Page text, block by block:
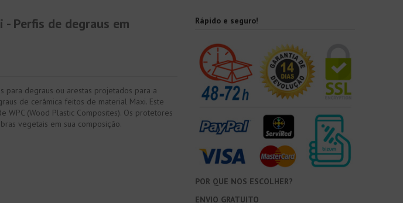
Perfis de degraus em
para degraus ou arestas projetados para a
de cerâmica feitos de material Maxi. Este
WPC (Wood Plastic Composites). Os protetores
vegetais em sua composição.
Rápido e seguro!
POR QUE NOS ESCOLHER?
ENVIO GRATUITO